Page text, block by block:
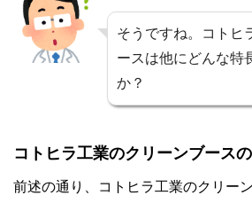
そうですね。コトヒ
ースは他にどんな特
か？
コトヒラ工業のクリーンブース
前述の通り、コトヒラ工業のクリー